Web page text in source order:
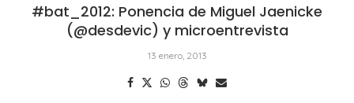
#bat_2012: Ponencia de Miguel Jaenicke
(@desdevic) y microentrevista
13 enero, 2013